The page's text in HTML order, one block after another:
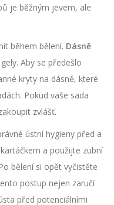
je běžným jevem, ale
během bělení. Dásně
Aby se předešlo
kryty na dásně, které
Pokud vaše sada
zvlášť.
ústní hygieny před a
a použijte zubní
bělení si opět vyčistěte
postup nejen zaručí
před potenciálními